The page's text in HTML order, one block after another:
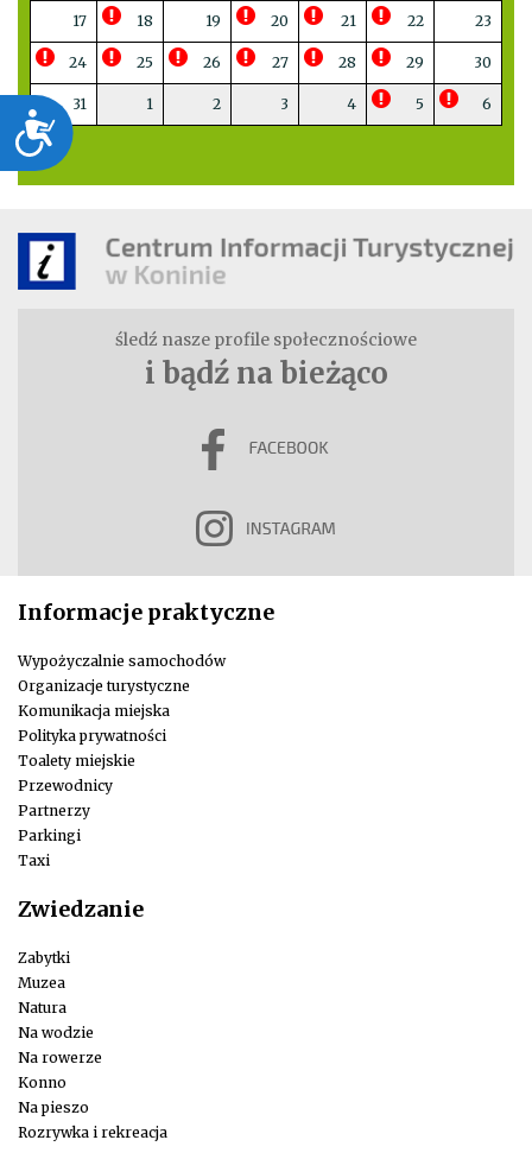
Dostępność
17 18 19 20 21 22 23
24 25 26 27 28 29 30
31 1 2 3 4 5 6
śledź nasze profile społecznościowe
i bądź na bieżąco
Informacje praktyczne
Wypożyczalnie samochodów
Organizacje turystyczne
Komunikacja miejska
Polityka prywatności
Toalety miejskie
Przewodnicy
Partnerzy
Parkingi
Taxi
Zwiedzanie
Zabytki
Muzea
Natura
Na wodzie
Na rowerze
Konno
Na pieszo
Rozrywka i rekreacja